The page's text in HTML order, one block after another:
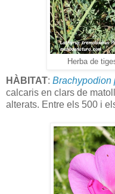
Herba de
HÀBITAT: Brachypodion
calcaris en clars de
alterats. Entre els 500 i